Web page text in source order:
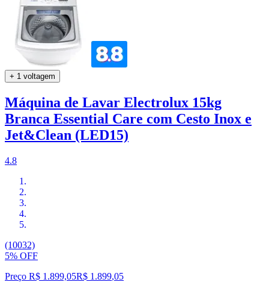
+ 1 voltagem
Máquina de Lavar Electrolux 15kg
Branca Essential Care com Cesto Inox e
Jet&Clean (LED15)
4.8
(10032)
5% OFF
Preço R$ 1.899,05R$ 1.899,05